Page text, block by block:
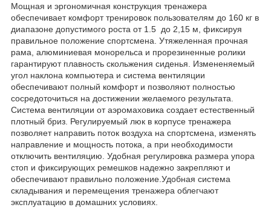
Мощная и эргономичная конструкция тренажера
обеспечивает комфорт тренировок пользователям до 160 кг в
диапазоне допустимого роста от 1.5 до 2,15 м, фиксируя
правильное положение спортсмена. Утяжеленная прочная
рама, алюминиевая монорельса и прорезиненные ролики
гарантируют плавность скольжения сиденья. Измененяемый
угол наклона компьютера и система вентиляции
обеспечивают полный комфорт и позволяют полностью
сосредоточиться на достижении желаемого результата.
Система вентиляции от аэромаховика создает естественный
плотный бриз. Регулируемый люк в корпусе тренажера
позволяет направить поток воздуха на спортсмена, изменять
направление и мощность потока, а при необходимости
отключить вентиляцию. Удобная регулировка размера упора
стоп и фиксирующих ремешков надежно закрепляют и
обеспечивают правильно положение.Удобная система
складывания и перемещения тренажера облегчают
эксплуатацию в домашних условиях.